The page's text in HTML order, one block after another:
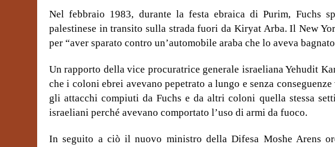
Nel febbraio 1983, durante la festa ebraica di Purim, Fuchs
palestinese in transito sulla strada fuori da Kiryat Arba. Il New
per “aver sparato contro un’automobile araba che lo aveva
Un rapporto della vice procuratrice generale israeliana Yehudit
che i coloni ebrei avevano pepetrato a lungo e senza
gli attacchi compiuti da Fuchs e da altri coloni quella stessa
israeliani perché avevano comportato l’uso di armi da fuoco.
In seguito a ciò il nuovo ministro della Difesa Moshe Arens